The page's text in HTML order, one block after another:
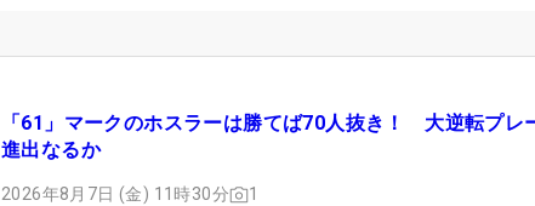
「61」マークのホスラーは勝てば70人抜き！ 大逆転プレ
進出なるか
2026年8月7日 (金) 11時30分 1